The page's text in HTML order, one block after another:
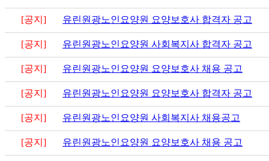
[공지] 유린원광노인요양원 요양보호사 합격자 공고
[공지] 유린원광노인요양원 사회복지사 합격자 공고
[공지] 유린원광노인요양원 요양보호사 채용 공고
[공지] 유린원광노인요양원 요양보호사 합격자 공고
[공지] 유린원광노인요양원 사회복지사 채용공고
[공지] 유린원광노인요양원 요양보호사 채용 공고